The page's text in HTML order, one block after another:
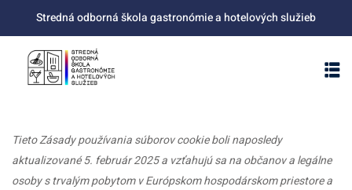
content
Stredná odborná škola gastronómie a hotelových služieb
Tieto Zásady používania súborov cookie boli naposledy
aktualizované 5. február 2025 a vzťahujú sa na občanov a legálne
osoby s trvalým pobytom v Európskom hospodárskom priestore a